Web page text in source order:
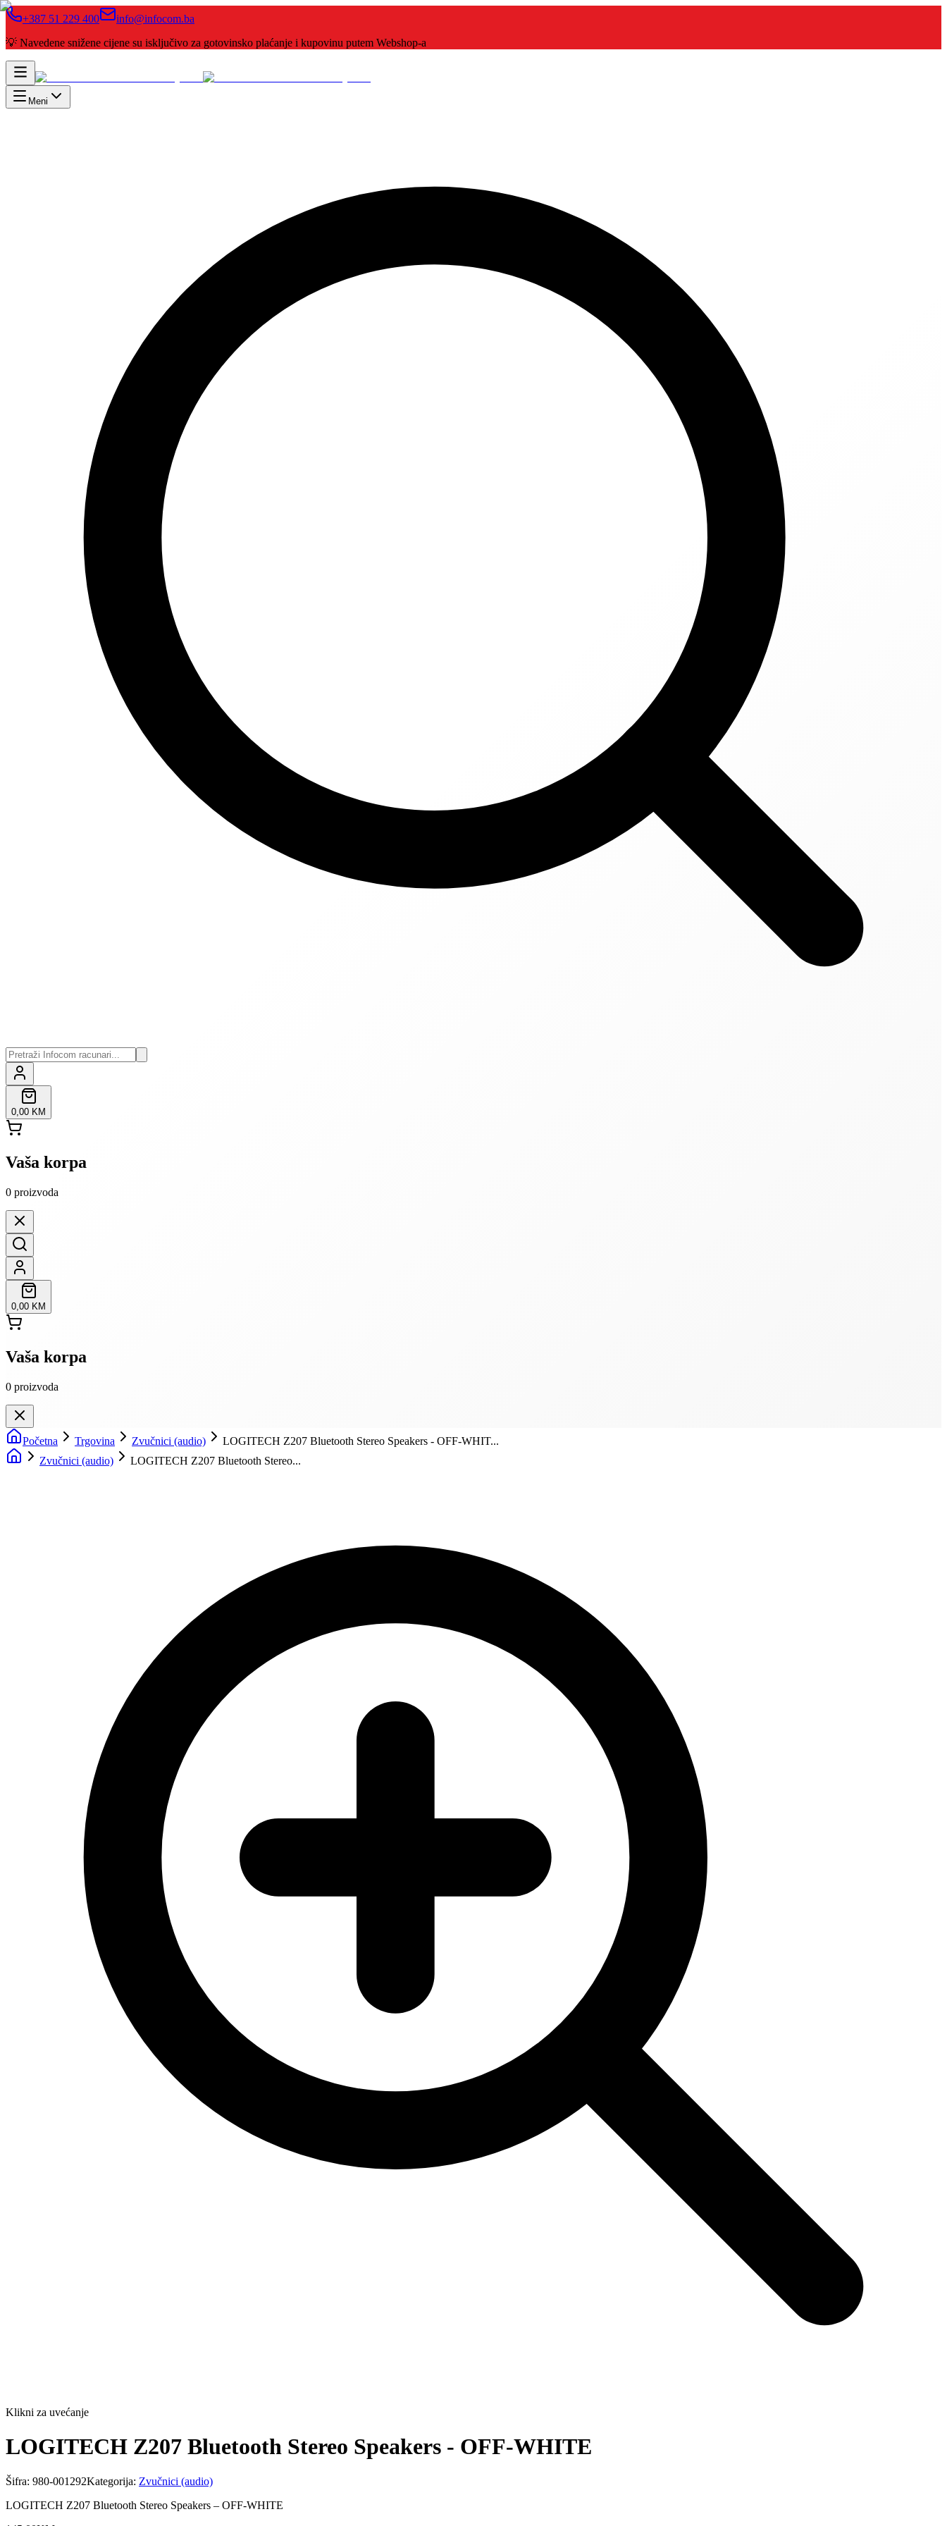
+387 51 229 400
info@infocom.ba
💡 Navedene snižene cijene su isključivo za gotovinsko plaćanje i kupovinu putem Webshop-a
Meni
0,00 KM
Vaša korpa
0 proizvoda
0,00 KM
Vaša korpa
0 proizvoda
Početna Trgovina Zvučnici (audio)
LOGITECH Z207 Bluetooth Stereo Speakers - OFF-WHIT...
Zvučnici (audio)
LOGITECH Z207 Bluetooth Stereo...
Klikni za uvećanje
LOGITECH Z207 Bluetooth Stereo Speakers - OFF-WHITE
Šifra: 980-001292Kategorija: Zvučnici (audio)
LOGITECH Z207 Bluetooth Stereo Speakers – OFF-WHITE